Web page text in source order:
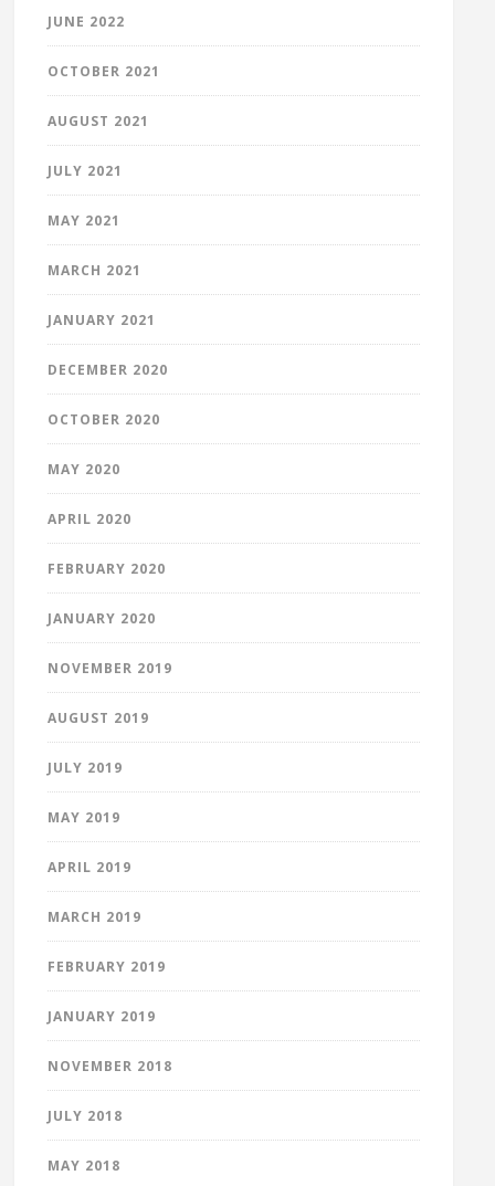
JUNE 2022
OCTOBER 2021
AUGUST 2021
JULY 2021
MAY 2021
MARCH 2021
JANUARY 2021
DECEMBER 2020
OCTOBER 2020
MAY 2020
APRIL 2020
FEBRUARY 2020
JANUARY 2020
NOVEMBER 2019
AUGUST 2019
JULY 2019
MAY 2019
APRIL 2019
MARCH 2019
FEBRUARY 2019
JANUARY 2019
NOVEMBER 2018
JULY 2018
MAY 2018